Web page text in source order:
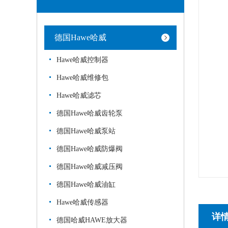
德国Hawe哈威
Hawe哈威控制器
Hawe哈威维修包
Hawe哈威滤芯
德国Hawe哈威齿轮泵
德国Hawe哈威泵站
德国Hawe哈威防爆阀
德国Hawe哈威减压阀
德国Hawe哈威油缸
Hawe哈威传感器
德国哈威HAWE放大器 详